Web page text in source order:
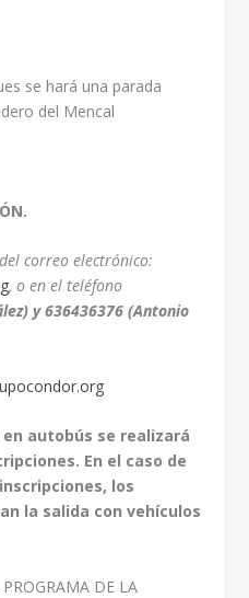
se hará una parada
del Mencal
correo electrónico:
, o en el teléfono
y 636436376 (Antonio
autobús se realizará
En el caso de
los
la salida con vehículos
DE LA